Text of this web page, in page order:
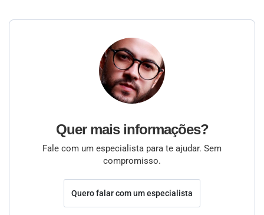
Quer mais informações?
Fale com um especialista para te ajudar. Sem
compromisso.
Quero falar com um especialista